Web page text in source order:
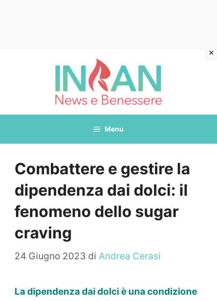
Menu
Combattere e gestire la
dipendenza dai dolci: il
fenomeno dello sugar
craving
24 Giugno 2023 di Andrea Cerasi
La dipendenza dai dolci è una condizione